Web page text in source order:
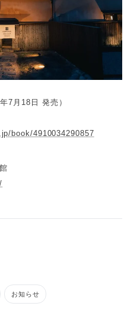
7月18日 発売）
book/4910034290857
お知らせ